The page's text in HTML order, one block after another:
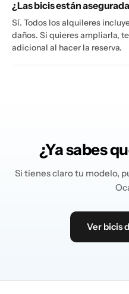
¿Las bicis están
Sí. Todos los alquileres
daños. Si quieres ampliarla,
adicional al hacer la reserva.
¿Ya sabes
Si tienes claro tu modelo,
Ver bicis